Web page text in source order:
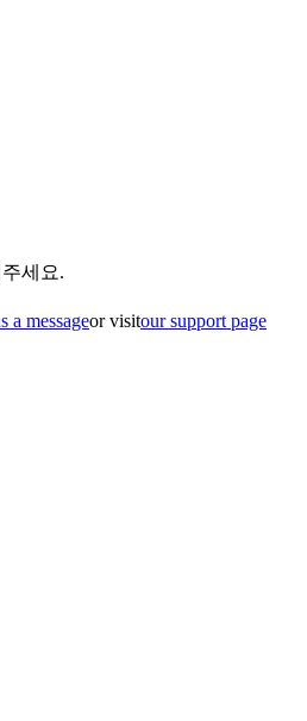
세요.
a messageor visitour support page